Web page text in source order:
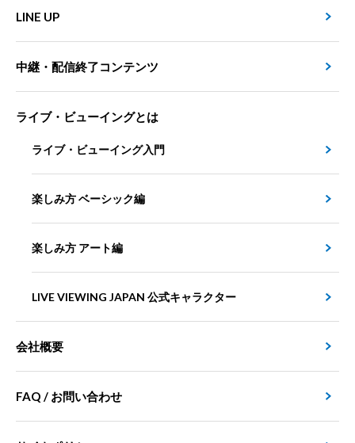
LINE UP
中継・配信終了コンテンツ
ライブ・ビューイングとは
ライブ・ビューイング入門
楽しみ方 ベーシック編
楽しみ方 アート編
LIVE VIEWING JAPAN 公式キャラクター
会社概要
FAQ / お問い合わせ